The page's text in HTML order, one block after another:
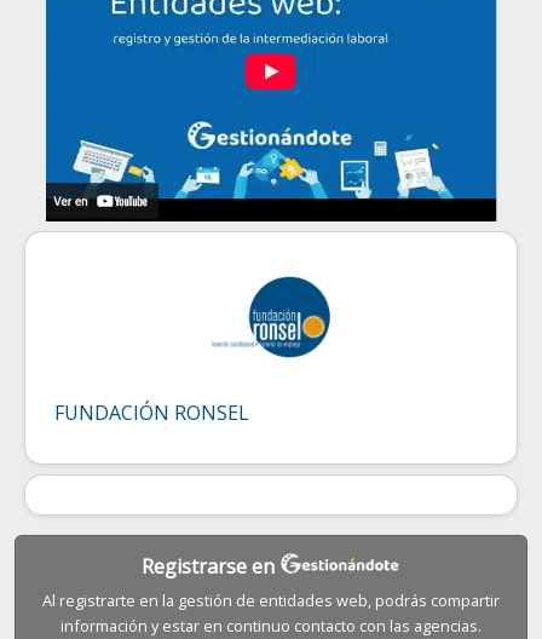
FUNDACIÓN RONSEL
Registrarse en
Al registrarte en la gestión de entidades web, podrás compartir
información y estar en continuo contacto con las agencias.